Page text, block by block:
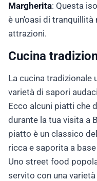
Margherita: Questa
è un'oasi di tranquillità
attrazioni.
Cucina
La cucina tradizionale
varietà di sapori
Ecco alcuni piatti che
durante la tua visita a
piatto è un classico
ricca e saporita a
Uno street food
servito con una